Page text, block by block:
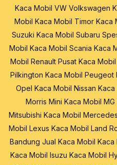
Kaca Mobil VW Volkswagen
Mobil Kaca Mobil Timor Kaca
Suzuki Kaca Mobil Subaru
Mobil Kaca Mobil Scania Kaca
Mobil Renault Pusat Kaca Mobil
Pilkington Kaca Mobil Peugeot
Opel Kaca Mobil Nissan
Morris Mini Kaca Mobil
Mitsubishi Kaca Mobil
Mobil Lexus Kaca Mobil Land
Bandung Jual Kaca Mobil
Kaca Mobil Isuzu Kaca Mobil